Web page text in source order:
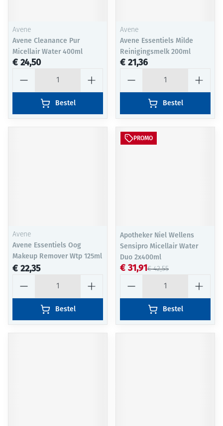
Avene
Avene Cleanance Pur
Micellair Water 400ml
€ 24,50
Bestel
Avene
Avene Essentiels Milde
Reinigingsmelk 200ml
€ 21,36
Bestel
Avene
Avene Essentiels Oog
Makeup Remover Wtp 125ml
€ 22,35
Bestel
PROMO
Apotheker Niel Wellens
Sensipro Micellair Water
Duo 2x400ml
€ 42,55
€ 31,91
Bestel